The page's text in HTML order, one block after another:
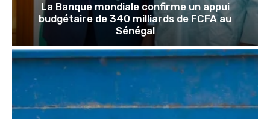
La Banque mondiale confirme un appui
budgétaire de 340 milliards de FCFA au
Sénégal